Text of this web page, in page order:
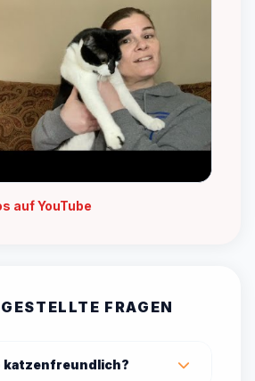
auf YouTube
FRAGEN
katzenfreundlich?